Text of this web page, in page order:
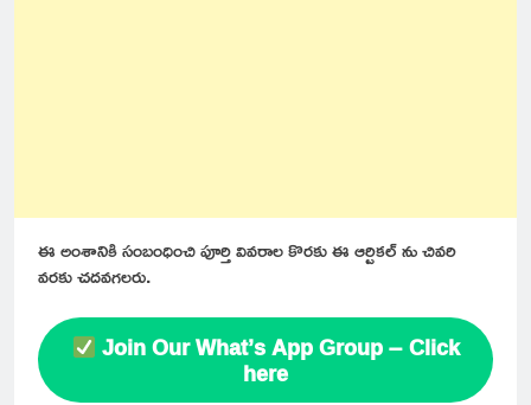
ఈ అంశానికి సంబంధించి పూర్తి వివరాల కొరకు ఈ ఆర్టికల్ ను చివరి
వరకు చదవగలరు.
Join Our What’s App Group – Click
here